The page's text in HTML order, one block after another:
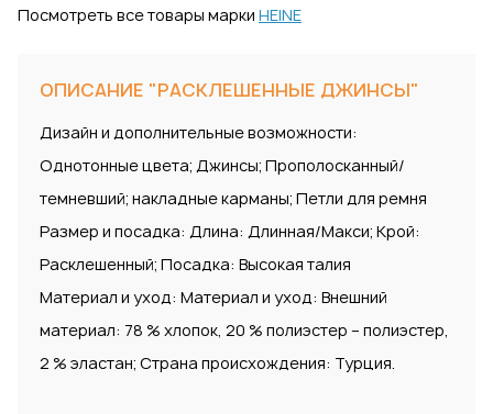
Посмотреть все товары марки HEINE
ОПИСАНИЕ "РАСКЛЕШЕННЫЕ ДЖИНСЫ"
Дизайн и дополнительные возможности:
Однотонные цвета; Джинсы; Прополосканный/
темневший; накладные карманы; Петли для ремня
Размер и посадка: Длина: Длинная/Макси; Крой:
Расклешенный; Посадка: Высокая талия
Материал и уход: Материал и уход: Внешний
материал: 78 % хлопок, 20 % полиэстер – полиэстер,
2 % эластан; Страна происхождения: Турция.